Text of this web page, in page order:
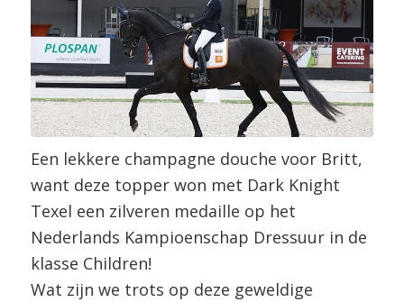
Een lekkere champagne douche voor Britt,
want deze topper won met Dark Knight
Texel een zilveren medaille op het
Nederlands Kampioenschap Dressuur in de
klasse Children!
Wat zijn we trots op deze geweldige